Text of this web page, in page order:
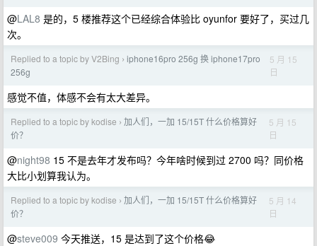
@LAL8 是的，5 楼推荐这个已经综合体验比 oyunfor 要好了，买过几
次。
Replied to a topic by V2Bing › iphone16pro 256g 换 iphone17pro
256g
5 月 15
日
感觉不值，体感不会有太大差异。
Replied to a topic by kodise › 加人们，一加 15/15T 什么价格算好
价？
5 月 15
日
@night98 15 不是去年才发布吗？今年啥时候到过 2700 吗？同价格
大比小划算我认为。
Replied to a topic by kodise › 加人们，一加 15/15T 什么价格算好
价？
5 月 14
日
@steve009 今天推送，15 是达到了这个价格😂